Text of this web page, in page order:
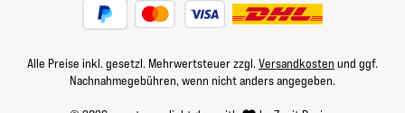
Alle Preise inkl. gesetzl. Mehrwertsteuer zzgl. Versandkosten und ggf.
Nachnahmegebühren, wenn nicht anders angegeben.